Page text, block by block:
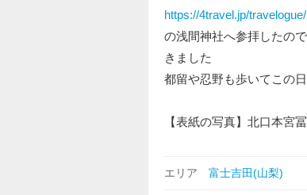
https://4travel.jp/
の浅間神社へ参拝したの
きました
都留や忍野も歩いてこの
【表紙の写真】北口本宮
エリア 富士吉田(山梨)